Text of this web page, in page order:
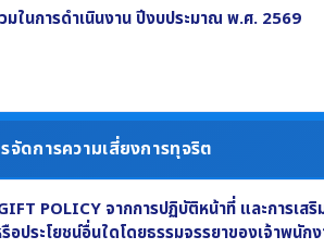
นวนเรื่องที่ดำเนินการแล้วเสร็จ
มในการดำเนินงาน ปีงบประมาณ พ.ศ. 2569
ส่วนเสียภายนอกได้มีส่วนร่วมในการดำเนินงานตามภา
การร่วมวางแผน - การร่วมดำเนินการ
ารร่วมติดตามประเมินผล
ดการความเสี่ยงการทุจริต
POLICY จากการปฏิบัติหน้าที่ และการเสริ
ประโยชน์อื่นใดโดยธรรมจรรยาของเจ้าพนัก